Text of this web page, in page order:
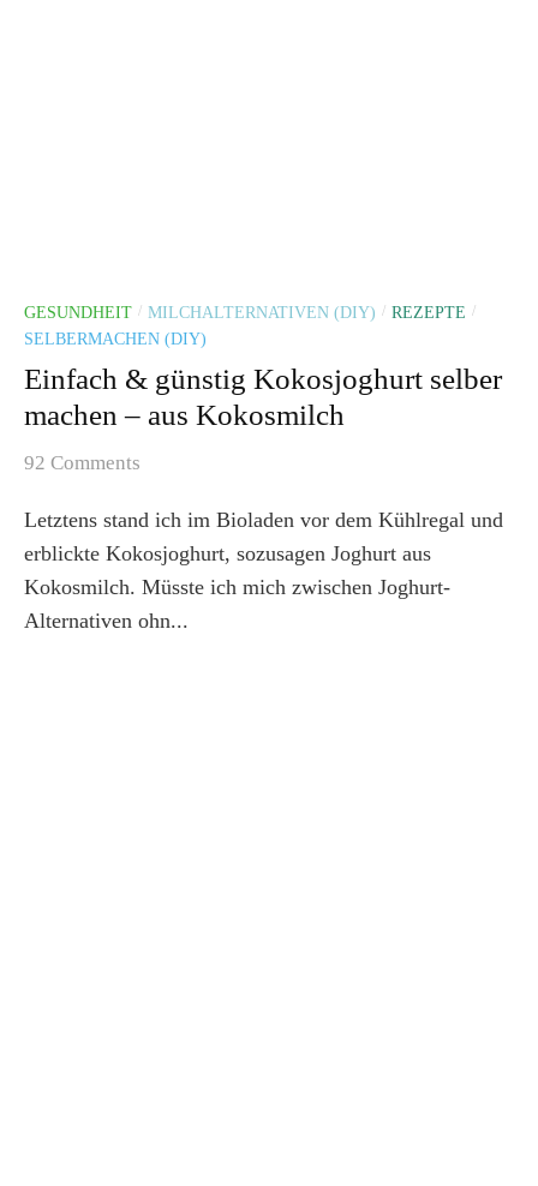
GESUNDHEIT / MILCHALTERNATIVEN (DIY) / REZEPTE /
SELBERMACHEN (DIY)
Einfach & günstig Kokosjoghurt selber
machen – aus Kokosmilch
92 Comments
Letztens stand ich im Bioladen vor dem Kühlregal und
erblickte Kokosjoghurt, sozusagen Joghurt aus
Kokosmilch. Müsste ich mich zwischen Joghurt-
Alternativen ohn...